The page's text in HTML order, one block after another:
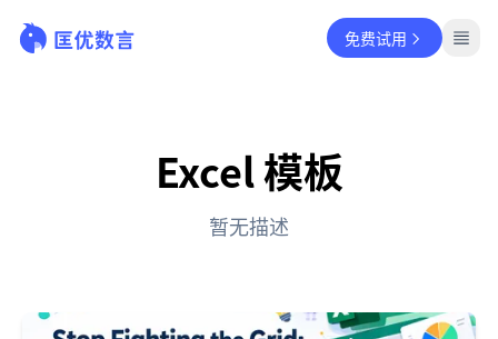
免费试用
Excel 模板
暂无描述